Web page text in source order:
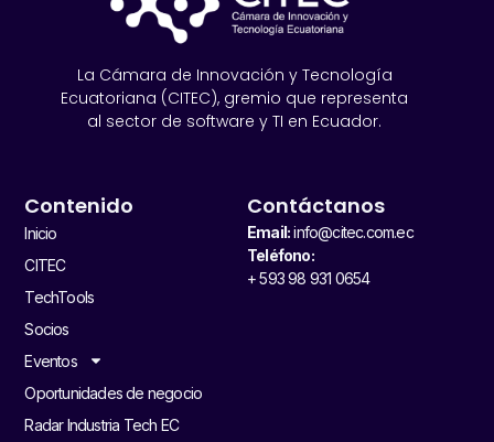
La Cámara de Innovación y Tecnología
Ecuatoriana (CITEC), gremio que representa
al sector de software y TI en Ecuador.
Contenido
Inicio
CITEC
TechTools
Socios
Eventos
Oportunidades de negocio
Radar Industria Tech EC
Contáctanos
Email:info@citec.com.ec
Teléfono:
+ 593 98 931 0654